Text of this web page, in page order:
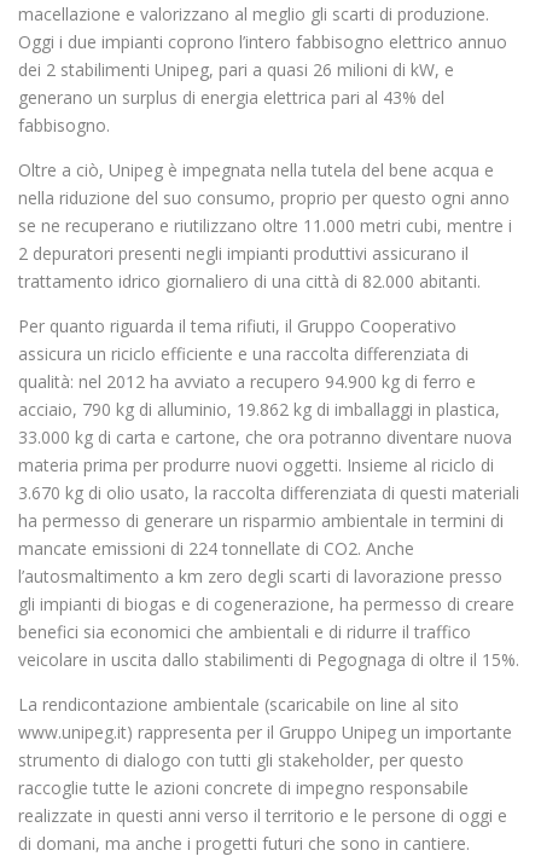
macellazione e valorizzano al meglio gli scarti di produzione.
Oggi i due impianti coprono l’intero fabbisogno elettrico annuo
dei 2 stabilimenti Unipeg, pari a quasi 26 milioni di kW, e
generano un surplus di energia elettrica pari al 43% del
fabbisogno.
Oltre a ciò, Unipeg è impegnata nella tutela del bene acqua e
nella riduzione del suo consumo, proprio per questo ogni anno
se ne recuperano e riutilizzano oltre 11.000 metri cubi, mentre i
2 depuratori presenti negli impianti produttivi assicurano il
trattamento idrico giornaliero di una città di 82.000 abitanti.
Per quanto riguarda il tema rifiuti, il Gruppo Cooperativo
assicura un riciclo efficiente e una raccolta differenziata di
qualità: nel 2012 ha avviato a recupero 94.900 kg di ferro e
acciaio, 790 kg di alluminio, 19.862 kg di imballaggi in plastica,
33.000 kg di carta e cartone, che ora potranno diventare nuova
materia prima per produrre nuovi oggetti. Insieme al riciclo di
3.670 kg di olio usato, la raccolta differenziata di questi materiali
ha permesso di generare un risparmio ambientale in termini di
mancate emissioni di 224 tonnellate di CO2. Anche
l’autosmaltimento a km zero degli scarti di lavorazione presso
gli impianti di biogas e di cogenerazione, ha permesso di creare
benefici sia economici che ambientali e di ridurre il traffico
veicolare in uscita dallo stabilimenti di Pegognaga di oltre il 15%.
La rendicontazione ambientale (scaricabile on line al sito
www.unipeg.it) rappresenta per il Gruppo Unipeg un importante
strumento di dialogo con tutti gli stakeholder, per questo
raccoglie tutte le azioni concrete di impegno responsabile
realizzate in questi anni verso il territorio e le persone di oggi e
di domani, ma anche i progetti futuri che sono in cantiere.